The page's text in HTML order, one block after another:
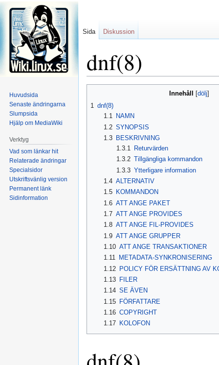
dnf(8)
navigering
Innehåll
1 dnf(8)
1.1
NAMN
1.2 SYNOPSIS
1.3
BESKRIVNING
1.3.1 Returvärden
1.3.2 Tillgängliga kommandon
1.3.3 Ytterligare information
1.4 ALTERNATIV
1.5
KOMMANDON
1.6 ATT ANGE PAKET
1.7 ATT ANGE PROVIDES
1.8 ATT ANGE FIL-PROVIDES
1.9 ATT ANGE GRUPPER
1.10 ATT ANGE TRANSAKTIONER
1.11
METADATA-SYNKRONISERING
1.12 POLICY FÖR ERSÄTTNING AV
1.13
FILER
1.14 SE ÄVEN
1.15 FÖRFATTARE
1.16 COPYRIGHT
1.17
KOLOFON
Sida Diskussion
Huvudsida
Senaste ändringarna
Slumpsida
Hjälp om MediaWiki
Verktyg
Vad som länkar hit
Relaterade ändringar
Specialsidor
Utskriftsvänlig version
Permanent länk
Sidinformation